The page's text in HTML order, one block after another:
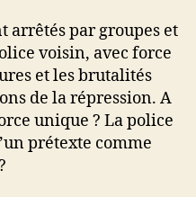
arrêtés par groupes et
voisin, avec force
et les brutalités
de la répression. A
unique ? La police
prétexte comme